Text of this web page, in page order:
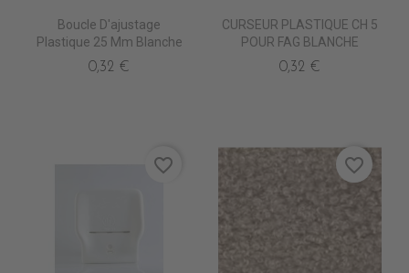
Boucle D'ajustage
Plastique 25 Mm Blanche
0,32 €
CURSEUR PLASTIQUE CH 5
POUR FAG BLANCHE
0,32 €
favorite_border favorite_border